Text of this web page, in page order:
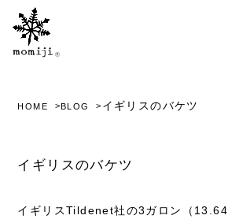
HOME BLOG イギリスのバケツ
イギリスのバケツ
イギリスTildenet社の3 ガロン（ 13.64